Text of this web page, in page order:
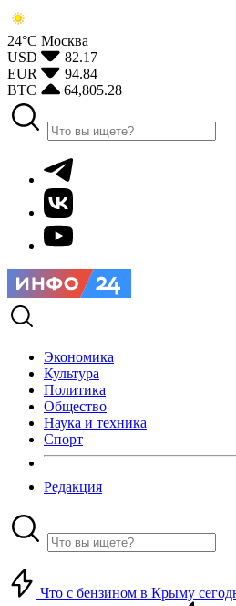
24°С Москва
USD
82.17
EUR
94.84
BTC
64,805.28
Экономика
Культура
Политика
Общество
Наука и техника
Спорт
Редакция
Что с бензином в Крыму